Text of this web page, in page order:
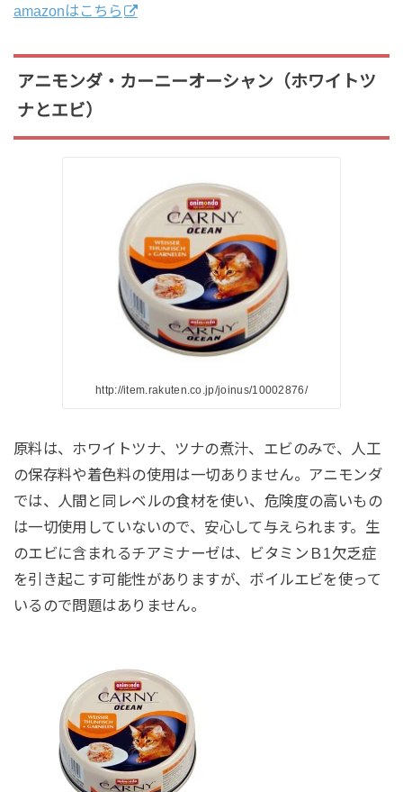
amazonはこちら
アニモンダ・カーニーオーシャン（ホワイトツ
ナとエビ）
http://item.rakuten.co.jp/joinus/10002876/
原料は、ホワイトツナ、ツナの煮汁、エビのみで、人工
の保存料や着色料の使用は一切ありません。アニモンダ
では、人間と同レベルの食材を使い、危険度の高いもの
は一切使用していないので、安心して与えられます。生
のエビに含まれるチアミナーゼは、ビタミンＢ1欠乏症
を引き起こす可能性がありますが、ボイルエビを使って
いるので問題はありません。